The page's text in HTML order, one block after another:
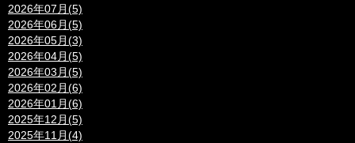
2026年07月(5)
2026年06月(5)
2026年05月(3)
2026年04月(5)
2026年03月(5)
2026年02月(6)
2026年01月(6)
2025年12月(5)
2025年11月(4)